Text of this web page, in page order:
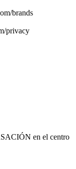
brands
privacy
en el centro